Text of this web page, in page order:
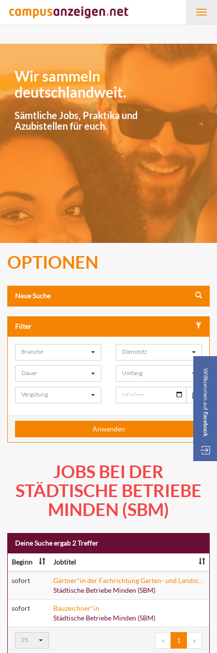
Wir sammeln
deutschlandweit.
Sämtliche Jobs, Praktika und
Azubistellen für euch.
OPTIONEN
Neue Suche
Filter
Branche Dienstsitz
Dauer Umfang
Vergütung
Anwenden
JOBS BEI DER
STÄDTISCHE BETRIEBE
MINDEN (SBM)
Deine Suche ergab 2 Treffer
Beginn Jobtitel
sofort
Städtische Betriebe Minden (SBM)
sofort
Bauzeichner*in
Städtische Betriebe Minden (SBM)
Ergebnisse
25 « 1 »